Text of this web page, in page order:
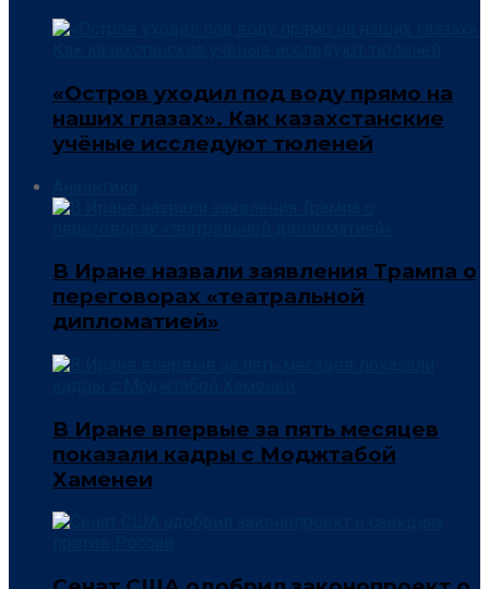
«Остров уходил под воду прямо на
наших глазах». Как казахстанские
учёные исследуют тюленей
В Иране назвали заявления Трампа о
переговорах «театральной
дипломатией»
В Иране впервые за пять месяцев
показали кадры с Моджтабой
Хаменеи